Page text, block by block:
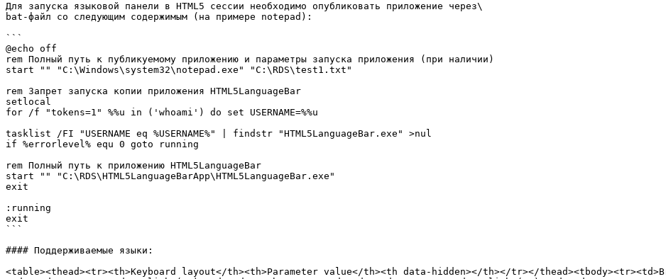
Для запуска языковой панели в HTML5 сессии необходимо опубликовать приложение через\
bat-файл со следующим содержимым (на примере notepad):
```
@echo off
rem Полный путь к публикуемому приложению и параметры запуска приложения (при наличии)
start "" "C:\Windows\system32\notepad.exe" "C:\RDS\test1.txt"
rem Запрет запуска копии приложения HTML5LanguageBar
setlocal
for /f "tokens=1" %%u in ('whoami') do set USERNAME=%%u
tasklist /FI "USERNAME eq %USERNAME%" | findstr "HTML5LanguageBar.exe" >nul
if %errorlevel% equ 0 goto running
rem Полный путь к приложению HTML5LanguageBar
start "" "C:\RDS\HTML5LanguageBarApp\HTML5LanguageBar.exe"
exit
:running
exit
```
#### Поддерживаемые языки:
<table><thead><tr><th>Keyboard layout</th><th>Parameter value</th><th data-hidden></th></tr></